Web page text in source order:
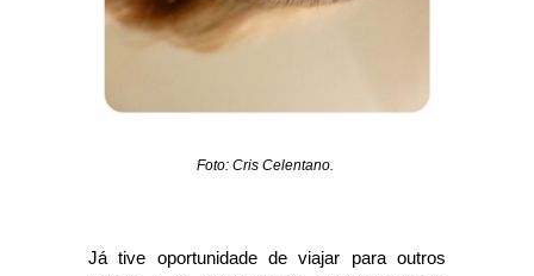
Foto: Cris Celentano.
Já tive oportunidade de viajar para outros